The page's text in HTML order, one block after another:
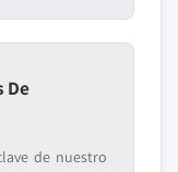
De
de nuestro